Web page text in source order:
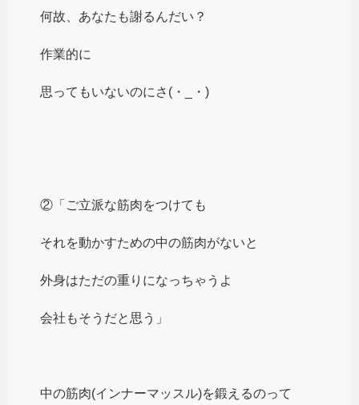
何故、あなたも謝るんだい？
作業的に
思ってもいないのにさ(・_・)
②「ご立派な筋肉をつけても
それを動かすための中の筋肉がないと
外身はただの重りになっちゃうよ
会社もそうだと思う」
中の筋肉(インナーマッスル)を鍛えるのって